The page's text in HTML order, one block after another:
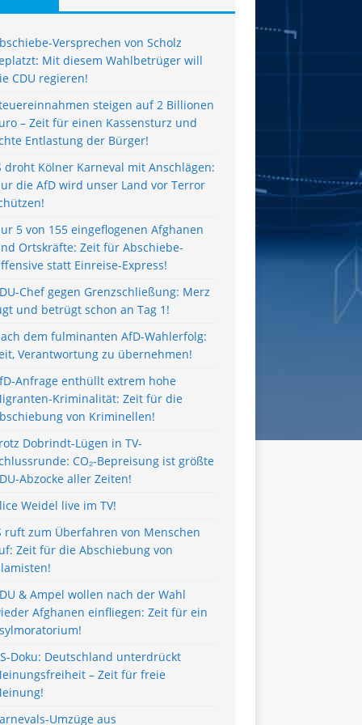
Versprechen von Scholz
Mit diesem Wahlbetrüger will
CDU regieren!
steigen auf 2 Billionen
– Zeit für einen Kassensturz und
Entlastung der Bürger!
droht Kölner Karneval mit Anschlägen:
die AfD wird unser Land vor Terror
5 von 155 eingeflogenen Afghanen
Ortskräfte: Zeit für Abschiebe-
statt Einreise-Express!
Chef gegen Grenzschließung: Merz
und betrügt schon an Tag 1!
dem fulminanten AfD-Wahlerfolg:
Verantwortung zu übernehmen!
Anfrage enthüllt extrem hohe
Kriminalität: Zeit für die
von Kriminellen!
Dobrindt-Lügen in TV-
CO₂-Bepreisung ist größte
Abzocke aller Zeiten!
Weidel live im TV!
ruft zum Überfahren von Menschen
Zeit für die Abschiebung von
& Ampel wollen nach der Wahl
Afghanen einfliegen: Zeit für ein
Doku: Deutschland unterdrückt
– Zeit für freie
Umzüge aus